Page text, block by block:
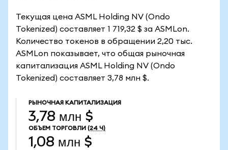
Текущая цена ASML Holding NV (Ondo
Tokenized) составляет 1 719,32 $ за ASMLon.
Количество токенов в обращении 2,20 тыс.
ASMLon показывает, что общая рыночная
капитализация ASML Holding NV (Ondo
Tokenized) составляет 3,78 млн $.
РЫНОЧНАЯ КАПИТАЛИЗАЦИЯ
3,78 млн $
ОБЪЕМ ТОРГОВЛИ (24 Ч)
1,08 млн $